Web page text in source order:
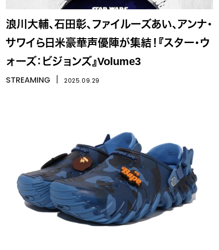
浪川大輔、石田彰、ファイルーズあい、アンナ・
サワイら日米豪華声優陣が集結！『スター・ウ
ォーズ：ビジョンズ』Volume3
STREAMING 2025.09.29